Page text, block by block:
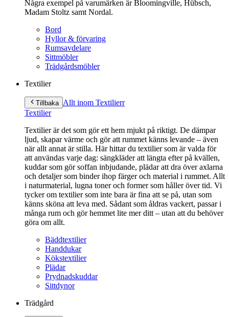
Några exempel på varumärken är Bloomingville, Hübsch,
Madam Stoltz samt Nordal.
Bord
Hyllor & förvaring
Rumsavdelare
Sittmöbler
Trädgårdsmöbler
Textilier
Tillbaka Allt inom Textilierr
Textilier
Textilier är det som gör ett hem mjukt på riktigt. De dämpar
ljud, skapar värme och gör att rummet känns levande – även
när allt annat är stilla. Här hittar du textilier som är valda för
att användas varje dag: sängkläder att längta efter på kvällen,
kuddar som gör soffan inbjudande, plädar att dra över axlarna
och detaljer som binder ihop färger och material i rummet. Allt
i naturmaterial, lugna toner och former som håller över tid. Vi
tycker om textilier som inte bara är fina att se på, utan som
känns sköna att leva med. Sådant som åldras vackert, passar i
många rum och gör hemmet lite mer ditt – utan att du behöver
göra om allt.
Bäddtextilier
Handdukar
Kökstextilier
Plädar
Prydnadskuddar
Sittdynor
Trädgård